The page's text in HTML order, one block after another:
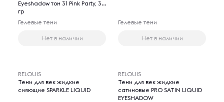
Eyeshadow тон 31 Pink Party, 3.5
гр
Гелевые тени
Нет в наличии
Гелевые тени
Нет в наличии
RELOUIS
Тени для век жидкие
сияющие SPARKLE LIQUID
RELOUIS
Тени для век жидкие
сатиновые PRO SATIN LIQUID
EYESHADOW